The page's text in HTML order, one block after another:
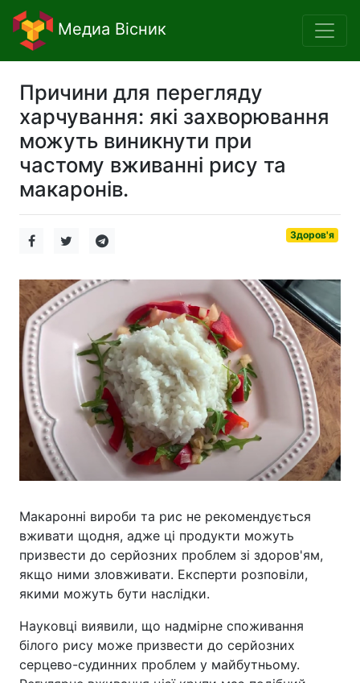
Медиа Вісник
Причини для перегляду
харчування: які захворювання
можуть виникнути при
частому вживанні рису та
макаронів.
Здоров'я
Макаронні вироби та рис не рекомендується
вживати щодня, адже ці продукти можуть
призвести до серйозних проблем зі здоров'ям,
якщо ними зловживати. Експерти розповіли,
якими можуть бути наслідки.
Науковці виявили, що надмірне споживання
білого рису може призвести до серйозних
серцево-судинних проблем у майбутньому.